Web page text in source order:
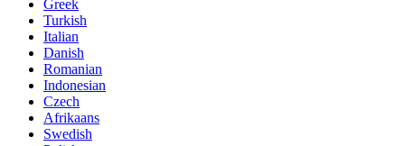
Greek
Turkish
Italian
Danish
Romanian
Indonesian
Czech
Afrikaans
Swedish